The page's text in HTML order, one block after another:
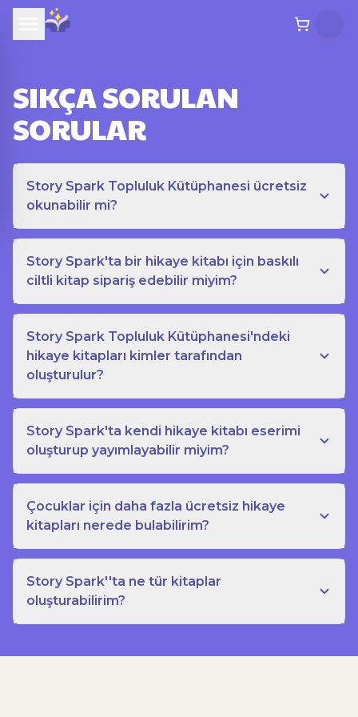
SIKÇA SORULAN
SORULAR
Story Spark Topluluk Kütüphanesi ücretsiz
okunabilir mi?
Story Spark'ta bir hikaye kitabı için baskılı
ciltli kitap sipariş edebilir miyim?
Story Spark Topluluk Kütüphanesi'ndeki
hikaye kitapları kimler tarafından
oluşturulur?
Story Spark'ta kendi hikaye kitabı eserimi
oluşturup yayımlayabilir miyim?
Çocuklar için daha fazla ücretsiz hikaye
kitapları nerede bulabilirim?
Story Spark''ta ne tür kitaplar
oluşturabilirim?